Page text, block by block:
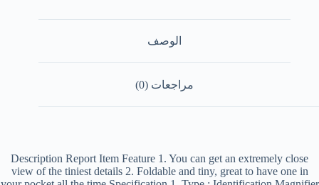
الوصف
مراجعات (0)
Description Report Item Feature 1. You can get an extremely close
view of the tiniest details 2. Foldable and tiny, great to have one in